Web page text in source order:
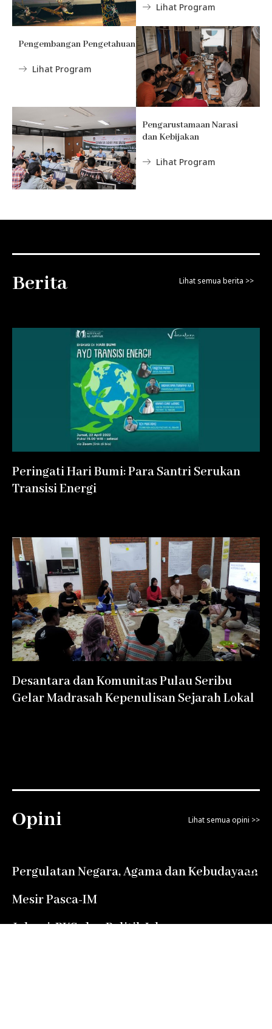
Lihat Program
Pengembangan Pengetahuan
Lihat Program
Pengarustamaan Narasi
dan Kebijakan
Lihat Program
Berita Lihat semua berita >>
Peringati Hari Bumi: Para Santri Serukan
Transisi Energi
Desantara dan Komunitas Pulau Seribu
Gelar Madrasah Kepenulisan Sejarah Lokal
Opini Lihat semua opini >>
Pergulatan Negara, Agama dan Kebudayaan
Mesir Pasca-IM
Jokowi, PKS, dan Politik Islam